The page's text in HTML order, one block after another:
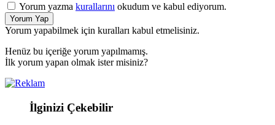
Yorum yazma kurallarını okudum ve kabul ediyorum.
Yorum Yap
Yorum yapabilmek için kuralları kabul etmelisiniz.
Henüz bu içeriğe yorum yapılmamış.
İlk yorum yapan olmak ister misiniz?
İlginizi Çekebilir